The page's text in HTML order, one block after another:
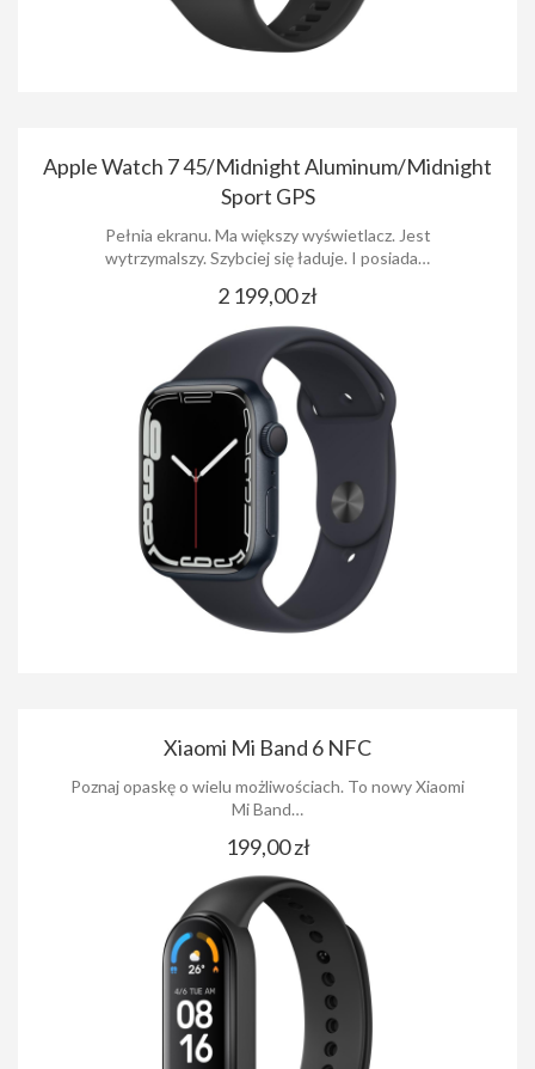
Apple Watch 7 45/Midnight Aluminum/Midnight
Sport GPS
Pełnia ekranu. Ma większy wyświetlacz. Jest
wytrzymalszy. Szybciej się ładuje. I posiada…
2 199,00 zł
Xiaomi Mi Band 6 NFC
Poznaj opaskę o wielu możliwościach. To nowy Xiaomi
Mi Band…
199,00 zł